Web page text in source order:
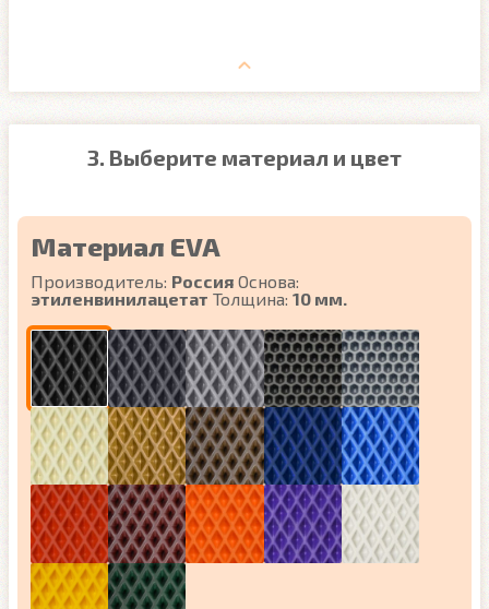
3. Выберите материал и цвет
Материал EVA
Производитель: Россия Основа:
этиленвинилацетат Толщина: 10 мм.